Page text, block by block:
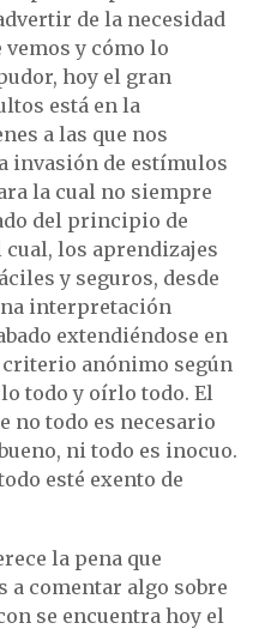
de la necesidad
y cómo lo
hoy el gran
está en la
a las que nos
invasión de estímulos
la cual no siempre
del principio de
los aprendizajes
y seguros, desde
interpretación
extendiéndose en
anónimo según
todo y oírlo todo. El
no todo es necesario
ni todo es inocuo.
esté exento de
la pena que
a comentar algo sobre
se encuentra hoy el